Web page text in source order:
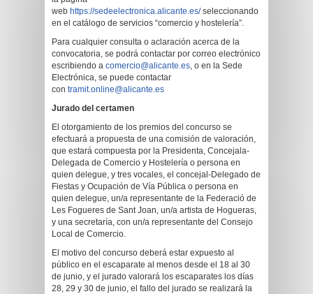
web https://sedeelectronica.alicante.es/seleccionando
en el catálogo de servicios “comercio y hostelería”.
Para cualquier consulta o aclaración acerca de la
convocatoria, se podrá contactar por correo electrónico
escribiendo a comercio@alicante.es, o en la Sede
Electrónica, se puede contactar
con tramit.online@alicante.es
Jurado del certamen
El otorgamiento de los premios del concurso se
efectuará a propuesta de una comisión de valoración,
que estará compuesta por la Presidenta, Concejala-
Delegada de Comercio y Hostelería o persona en
quien delegue, y tres vocales, el concejal-Delegado de
Fiestas y Ocupación de Vía Pública o persona en
quien delegue, un/a representante de la Federació de
Les Fogueres de Sant Joan, un/a artista de Hogueras,
y una secretaría, con un/a representante del Consejo
Local de Comercio.
El motivo del concurso deberá estar expuesto al
público en el escaparate al menos desde el 18 al 30
de junio, y el jurado valorará los escaparates los días
28, 29 y 30 de junio, el fallo del jurado se realizará la